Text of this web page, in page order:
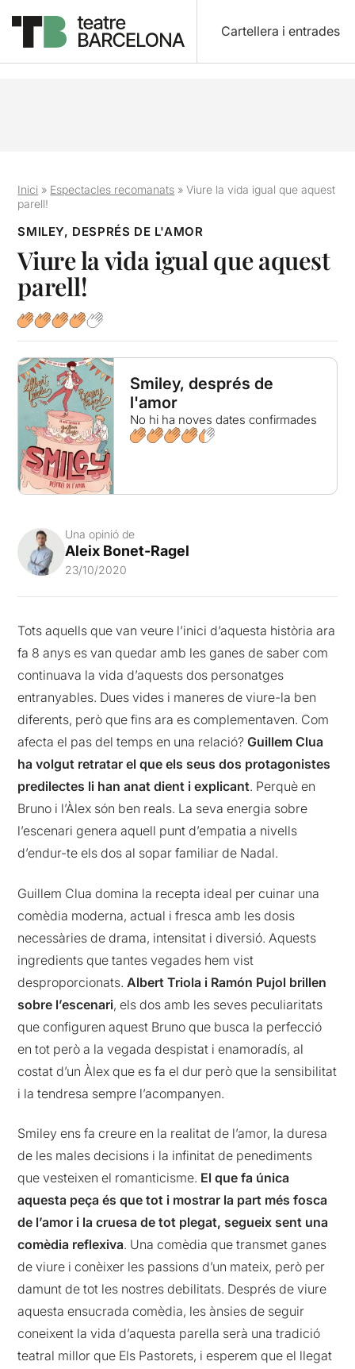
Cartellera i entrades
Inici » Espectacles recomanats »Viure la vida igual que aquest
parell!
SMILEY, DESPRÉS DE L'AMOR
Viure la vida igual que aquest
parell!
Smiley, després de
l'amor
No hi ha noves dates confirmades
Una opinió de
Aleix Bonet-Ragel
23/10/2020
Tots aquells que van veure l’inici d’aquesta història ara
fa 8 anys es van quedar amb les ganes de saber com
continuava la vida d’aquests dos personatges
entranyables. Dues vides i maneres de viure-la ben
diferents, però que fins ara es complementaven. Com
afecta el pas del temps en una relació? Guillem Clua
ha volgut retratar el que els seus dos protagonistes
predilectes li han anat dient i explicant. Perquè en
Bruno i l’Àlex són ben reals. La seva energia sobre
l’escenari genera aquell punt d’empatia a nivells
d’endur-te els dos al sopar familiar de Nadal.
Guillem Clua domina la recepta ideal per cuinar una
comèdia moderna, actual i fresca amb les dosis
necessàries de drama, intensitat i diversió. Aquests
ingredients que tantes vegades hem vist
desproporcionats. Albert Triola i Ramón Pujol brillen
sobre l’escenari, els dos amb les seves peculiaritats
que configuren aquest Bruno que busca la perfecció
en tot però a la vegada despistat i enamoradís, al
costat d’un Àlex que es fa el dur però que la sensibilitat
i la tendresa sempre l’acompanyen.
Smiley ens fa creure en la realitat de l’amor, la duresa
de les males decisions i la infinitat de penediments
que vesteixen el romanticisme. El que fa única
aquesta peça és que tot i mostrar la part més fosca
de l’amor i la cruesa de tot plegat, segueix sent una
comèdia reflexiva. Una comèdia que transmet ganes
de viure i conèixer les passions d’un mateix, però per
damunt de tot les nostres debilitats. Després de viure
aquesta ensucrada comèdia, les ànsies de seguir
coneixent la vida d’aquesta parella serà una tradició
teatral millor que Els Pastorets, i esperem que el llegat